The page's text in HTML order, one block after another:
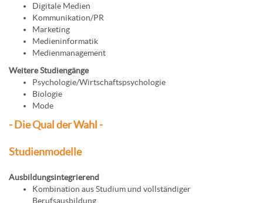
Digitale Medien
Kommunikation/PR
Marketing
Medieninformatik
Medienmanagement
Weitere Studiengänge
Psychologie/Wirtschaftspsychologie
Biologie
Mode
- Die Qual der Wahl -
Studienmodelle
Ausbildungsintegrierend
Kombination aus Studium und vollständiger
Berufsausbildung